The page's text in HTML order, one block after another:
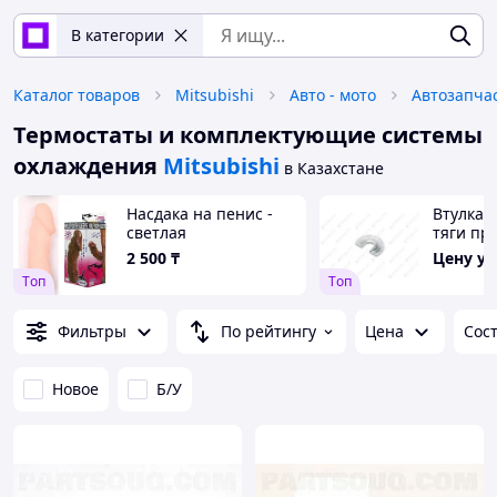
В категории
Каталог товаров Mitsubishi Авто - мото
Термостаты и комплектующие системы
охлаждения Mitsubishi в Казахстане
Tоп
Насдака на пенис -
светлая
2 500 ₸
Tоп
Втулка
тяги
Цену
Фильтры По рейтингу Цена
Новое Б/У